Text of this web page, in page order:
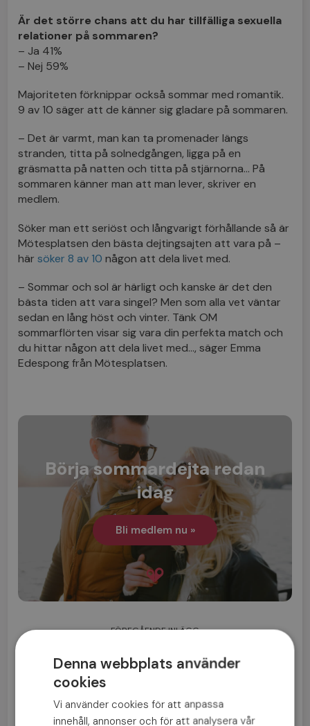
Är det större chans att du har tillfälliga sexuella
relationer på sommaren?
– Ja 41%
– Nej 59%
Majoriteten förknippar också sommar med romantik.
9 av 10 säger att de känner sig gladare på sommaren.
– Det är varmt, man kan ta promenader längs
stranden, titta på solnedgången, ligga på en
gräsmatta på natten och titta på stjärnorna… På
sommaren känner man att man lever, skriver en
medlem.
Söker man ett seriöst och långvarigt förhållande så är
Mötesplatsen den bästa dejtingsajten att vara på –
här söker 8 av 10någon att dela livet med.
– Sommar och sol är härligt och kanske är det den
bästa tiden att vara singel? Men som alla vet väntar
sedan en lång höst och vinter. Tänk OM
sommarflörten visar sig vara din perfekta match och
du hittar någon att dela livet med…, säger Emma
Edespong från Mötesplatsen.
Börja sommardejta redan
idag
Bli medlem nu »
FÖREGÅENDE INLÄGG
8 knep: Så hittar du kärleken i sommar
Denna webbplats använder
cookies
Vi använder cookies för att anpassa
innehåll, annonser och för att analysera vår